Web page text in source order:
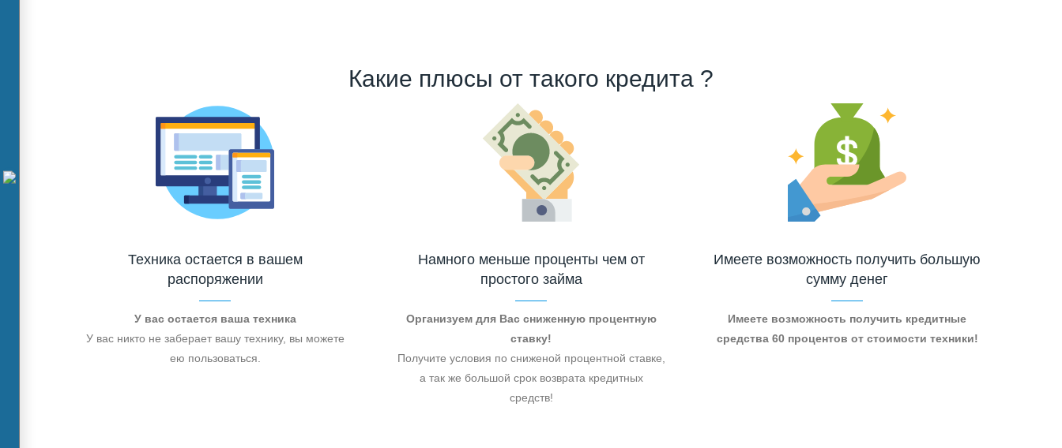
Какие плюсы от такого кредита ?
Техника остается в вашем
распоряжении
У вас остается ваша техника
У вас никто не заберает вашу технику, вы можете
ею пользоваться.
Намного меньше проценты чем от
простого займа
Организуем для Вас сниженную процентную
ставку!
Получите условия по сниженой процентной ставке,
а так же большой срок возврата кредитных
средств!
Имеете возможность получить большую
сумму денег
Имеете возможность получить кредитные
средства 60 процентов от стоимости техники!